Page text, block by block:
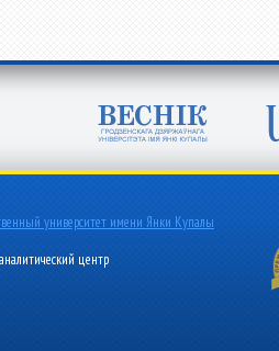
университет имени Янки Купалы
центр